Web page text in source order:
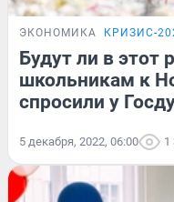
ЭКОНОМИКА КРИЗИС-
Будут ли в этот
школьникам к
спросили у
5 декабря, 2022, 06:00 1